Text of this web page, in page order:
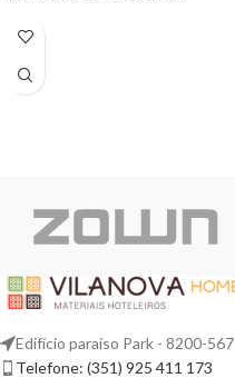
Edifício paraíso Park - 8200-567
Telefone: (351) 925 411 173